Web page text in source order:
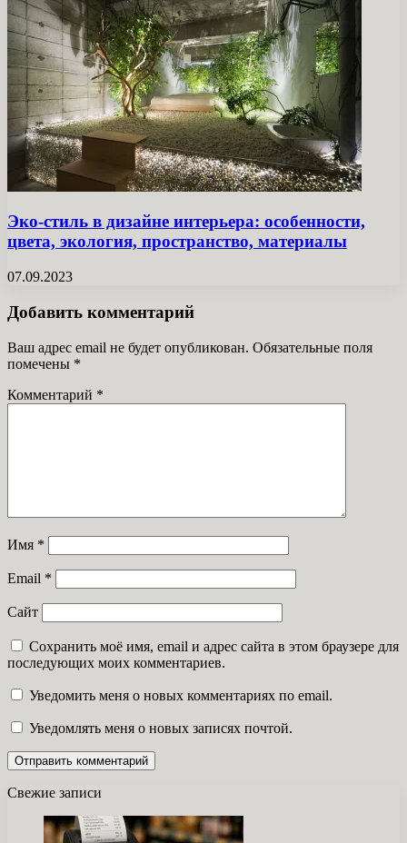
Эко-стиль в дизайне интерьера: особенности,
цвета, экология, пространство, материалы
07.09.2023
Добавить комментарий
Ваш адрес email не будет опубликован. Обязательные поля
помечены *
Комментарий *
Имя *
Email *
Сайт
Сохранить моё имя, email и адрес сайта в этом браузере для
последующих моих комментариев.
Уведомить меня о новых комментариях по email.
Уведомлять меня о новых записях почтой.
Свежие записи